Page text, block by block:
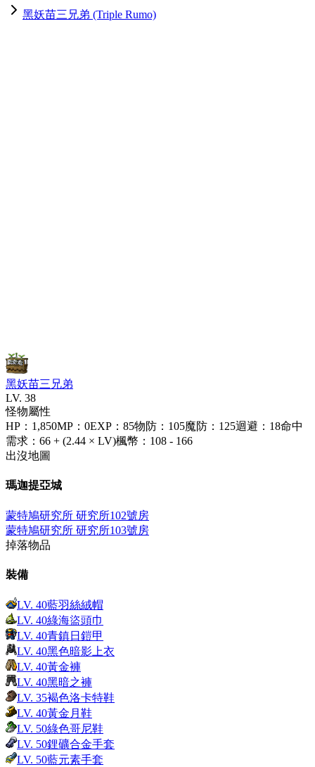
黑妖苗三兄弟 (Triple Rumo)
黑妖苗三兄弟
LV. 38
怪物屬性
HP ： 1,850MP ： 0EXP ： 85物防 ： 105魔防 ： 125迴避 ： 18命中
需求 ： 66 + (2.44 × LV)楓幣 ： 108 - 166
出沒地圖
瑪迦提亞城
蒙特鳩研究所 研究所102號房
蒙特鳩研究所 研究所103號房
掉落物品
裝備
LV. 40藍羽絲絨帽
LV. 40綠海盜頭巾
LV. 40青鎮日鎧甲
LV. 40黑色暗影上衣
LV. 40黃金褲
LV. 40黑暗之褲
LV. 35褐色洛卡特鞋
LV. 40黃金月鞋
LV. 50綠色哥尼鞋
LV. 50鋰礦合金手套
LV. 50藍元素手套